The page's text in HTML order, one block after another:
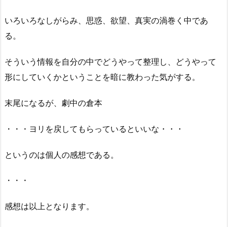
いろいろなしがらみ、思惑、欲望、真実の渦巻く中であ
る。
そういう情報を自分の中でどうやって整理し、どうやって
形にしていくかということを暗に教わった気がする。
末尾になるが、劇中の倉本
・・・ヨリを戻してもらっているといいな・・・
というのは個人の感想である。
・・・
感想は以上となります。